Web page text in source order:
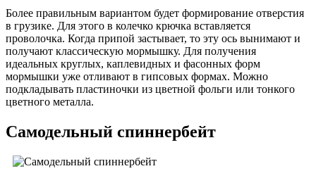
Более правильным вариантом будет формирование отверстия
в грузике. Для этого в колечко крючка вставляется
проволочка. Когда припой застывает, то эту ось вынимают и
получают классическую мормышку. Для получения
идеальных круглых, каплевидных и фасонных форм
мормышки уже отливают в гипсовых формах. Можно
подкладывать пластиночки из цветной фольги или тонкого
цветного металла.
Самодельный спиннербейт